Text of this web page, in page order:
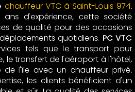
chauffeur VTC à Saint-Louis 974.
d'expérience, cette société
de qualité pour des occasions
quotidiens. PC VTC
tels que le transport pour
le transfert de l'aéroport à l'hôtel,
l'île avec un chauffeur privé.
les clients bénéficient d'un